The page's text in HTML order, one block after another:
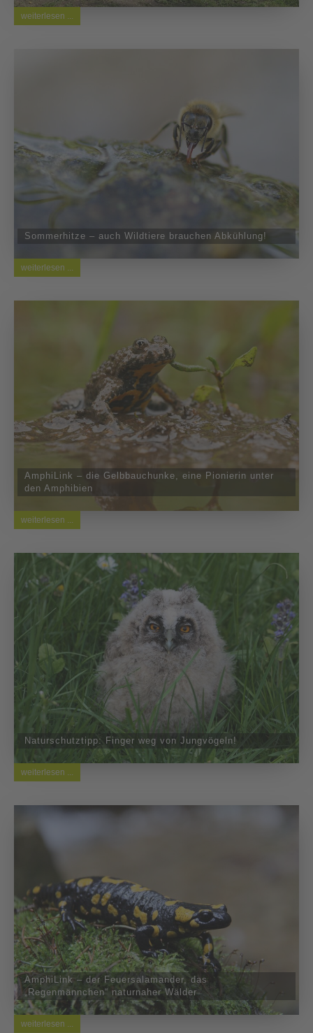
weiterlesen ...
Sommerhitze – auch Wildtiere brauchen Abkühlung!
weiterlesen ...
AmphiLink – die Gelbbauchunke, eine Pionierin unter
den Amphibien
weiterlesen ...
Naturschutztipp: Finger weg von Jungvögeln!
weiterlesen ...
AmphiLink – der Feuersalamander, das
„Regenmännchen“ naturnaher Wälder
weiterlesen ...